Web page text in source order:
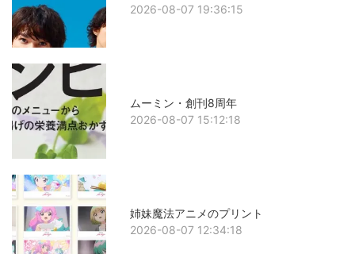
2026-08-07 19:36:15
ムーミン・創刊8周年
2026-08-07 15:12:18
姉妹魔法アニメのプリント
2026-08-07 12:34:18